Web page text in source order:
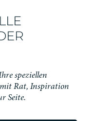
speziellen
Rat, Inspiration
Seite.